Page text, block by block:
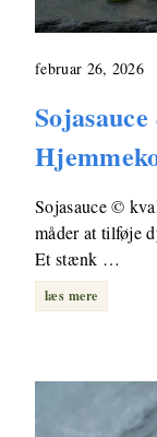
februar 26, 2026
Sojasauce ©
måder at tilføje
Et stænk …
læs mere